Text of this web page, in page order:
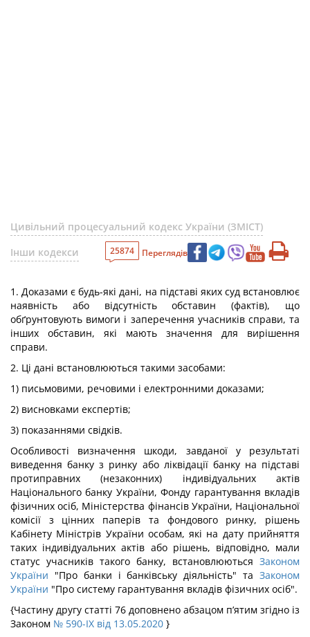
Цивільний процесуальний кодекс України (ЗМІСТ)
Інши кодекси
25874 Переглядів
1. Доказами є будь-які дані, на підставі яких суд встановлює
наявність або відсутність обставин (фактів), що
обґрунтовують вимоги і заперечення учасників справи, та
інших обставин, які мають значення для вирішення
справи.
2. Ці дані встановлюються такими засобами:
1) письмовими, речовими і електронними доказами;
2) висновками експертів;
3) показаннями свідків.
Особливості визначення шкоди, завданої у результаті
виведення банку з ринку або ліквідації банку на підставі
протиправних (незаконних) індивідуальних актів
Національного банку України, Фонду гарантування вкладів
фізичних осіб, Міністерства фінансів України, Національної
комісії з цінних паперів та фондового ринку, рішень
Кабінету Міністрів України особам, які на дату прийняття
таких індивідуальних актів або рішень, відповідно, мали
статус учасників такого банку, встановлюються Законом
України "Про банки і банківську діяльність" та Законом
України "Про систему гарантування вкладів фізичних осіб".
{Частину другу статті 76 доповнено абзацом п’ятим згідно із
Законом № 590-IX від 13.05.2020 }